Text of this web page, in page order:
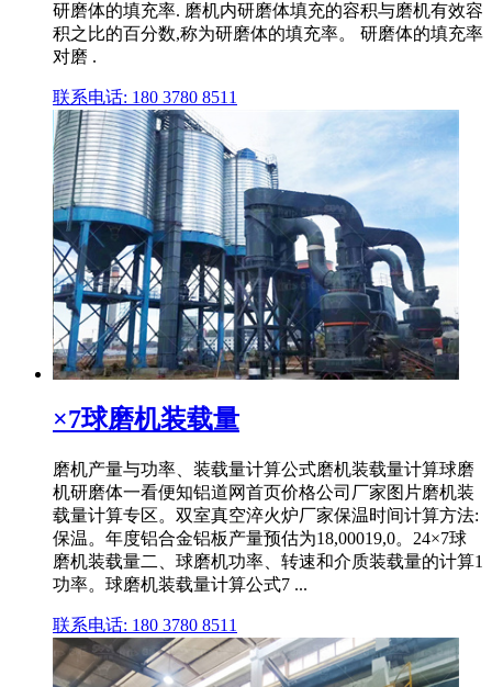
研磨体的填充率. 磨机内研磨体填充的容积与磨机有效容
积之比的百分数,称为研磨体的填充率。 研磨体的填充率
对磨 .
联系电话: 180 3780 8511
×7球磨机装载量
磨机产量与功率、装载量计算公式磨机装载量计算球磨
机研磨体一看便知铝道网首页价格公司厂家图片磨机装
载量计算专区。双室真空淬火炉厂家保温时间计算方法:
保温。年度铝合金铝板产量预估为18,00019,0。24×7球
磨机装载量二、球磨机功率、转速和介质装载量的计算1
功率。球磨机装载量计算公式7 ...
联系电话: 180 3780 8511